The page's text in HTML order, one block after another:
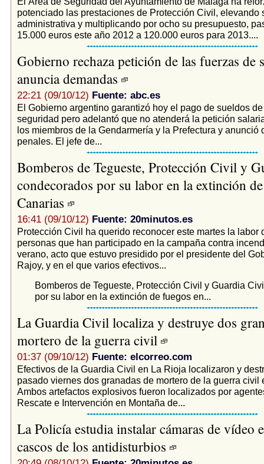
potenciado las prestaciones de Protección Civil, elevando
administrativa y multiplicando por ocho su presupuesto,
15.000 euros este año 2012 a 120.000 euros para 2013....
Gobierno rechaza petición de las fuerzas de
anuncia demandas
22:21 (09/10/12) Fuente: abc.es
El Gobierno argentino garantizó hoy el pago de sueldos
seguridad pero adelantó que no atenderá la petición
los miembros de la Gendarmería y la Prefectura y anunció
penales. El jefe de...
Bomberos de Tegueste, Protección Civil y
condecorados por su labor en la extinción
Canarias
16:41 (09/10/12) Fuente: 20minutos.es
Protección Civil ha querido reconocer este martes la labor
personas que han participado en la campaña contra
verano, acto que estuvo presidido por el presidente del
Rajoy, y en el que varios efectivos...
Bomberos de Tegueste, Protección Civil y Guardia
por su labor en la extinción de fuegos en...
La Guardia Civil localiza y destruye dos
mortero de la guerra civil
01:37 (09/10/12) Fuente: elcorreo.com
Efectivos de la Guardia Civil en La Rioja localizaron y
pasado viernes dos granadas de mortero de la guerra civil
Ambos artefactos explosivos fueron localizados por
Rescate e Intervención en Montaña de...
La Policía estudia instalar cámaras de vídeo
cascos de los antidisturbios